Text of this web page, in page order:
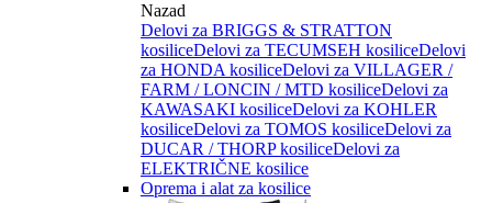
Nazad
Delovi za BRIGGS & STRATTON
kosiliceDelovi za TECUMSEH kosiliceDelovi
za HONDA kosiliceDelovi za VILLAGER /
FARM / LONCIN / MTD kosiliceDelovi za
KAWASAKI kosiliceDelovi za KOHLER
kosiliceDelovi za TOMOS kosiliceDelovi za
DUCAR / THORP kosiliceDelovi za
ELEKTRIČNE kosilice
Oprema i alat za kosilice